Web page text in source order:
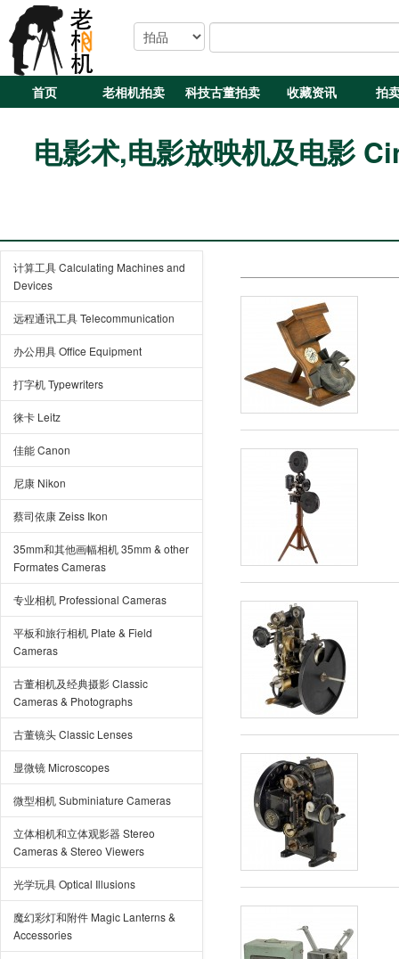
首页 老相机拍卖 科技古董拍卖 收藏资讯 拍
电影术,电影放映机及电影
计算工具 Calculating Machines and
Devices
远程通讯工具 Telecommunication
办公用具 Office Equipment
打字机 Typewriters
徕卡 Leitz
佳能 Canon
尼康 Nikon
蔡司依康 Zeiss Ikon
35mm和其他画幅相机 35mm & other
Formates Cameras
专业相机 Professional Cameras
平板和旅行相机 Plate & Field
Cameras
古董相机及经典摄影 Classic
Cameras & Photographs
古董镜头 Classic Lenses
显微镜 Microscopes
微型相机 Subminiature Cameras
立体相机和立体观影器 Stereo
Cameras & Stereo Viewers
光学玩具 Optical Illusions
魔幻彩灯和附件 Magic Lanterns &
Accessories